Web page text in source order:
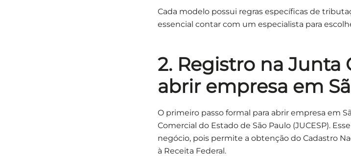
Cada modelo possui regras específicas de
essencial contar com um especialista para
2. Registro na Junta
abrir empresa em
O primeiro passo formal para abrir empresa em
Comercial do Estado de São Paulo (JUCESP).
negócio, pois permite a obtenção do Cadastro
à Receita Federal.